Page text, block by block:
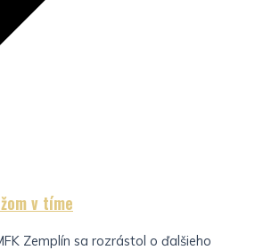
v tíme
Zemplín sa rozrástol o ďalšieho